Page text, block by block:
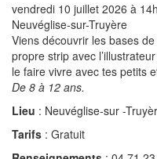
vendredi 10 juillet 2026 à
Neuvéglise-sur-Truyère
Viens découvrir les bases
propre strip avec
le faire vivre avec tes petits
De 8 à 12 ans.
Lieu : Neuvéglise-sur -
Tarifs : Gratuit